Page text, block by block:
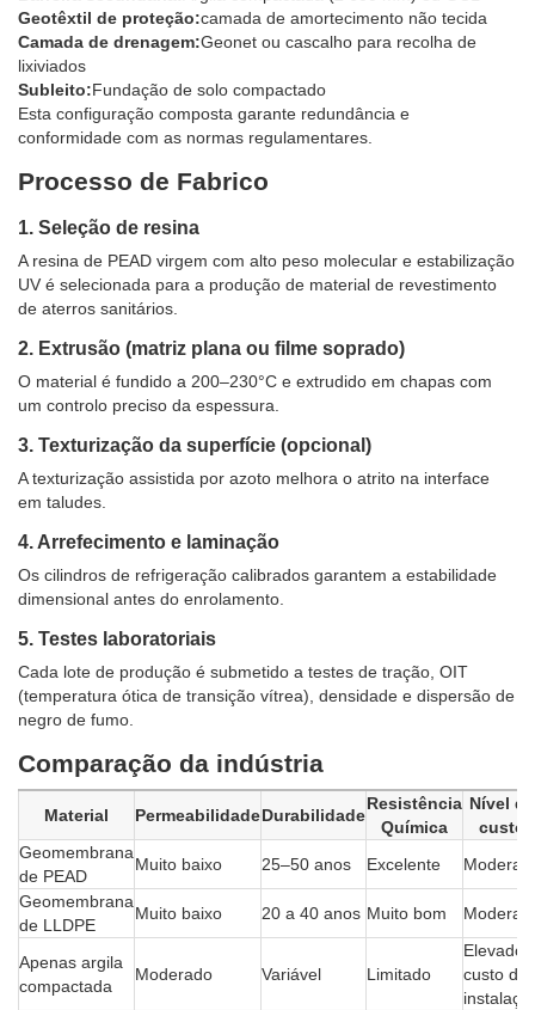
Geotêxtil de proteção:camada de amortecimento não tecida
Camada de drenagem:Geonet ou cascalho para recolha de
lixiviados
Subleito:Fundação de solo compactado
Esta configuração composta garante redundância e
conformidade com as normas regulamentares.
Processo de Fabrico
1. Seleção de resina
A resina de PEAD virgem com alto peso molecular e estabilização
UV é selecionada para a produção de material de revestimento
de aterros sanitários.
2. Extrusão (matriz plana ou filme soprado)
O material é fundido a 200–230°C e extrudido em chapas com
um controlo preciso da espessura.
3. Texturização da superfície (opcional)
A texturização assistida por azoto melhora o atrito na interface
em taludes.
4. Arrefecimento e laminação
Os cilindros de refrigeração calibrados garantem a estabilidade
dimensional antes do enrolamento.
5. Testes laboratoriais
Cada lote de produção é submetido a testes de tração, OIT
(temperatura ótica de transição vítrea), densidade e dispersão de
negro de fumo.
Comparação da indústria
Material PermeabilidadeDurabilidade
Resistência
Química
Nível de
custo
Geomembrana
de PEAD
Muito baixo 25–50 anos Excelente
Geomembrana
de LLDPE
Muito baixo 20 a 40 anos Muito bom
Apenas argila
compactada
Moderado Variável Limitado
Elevado
custo de